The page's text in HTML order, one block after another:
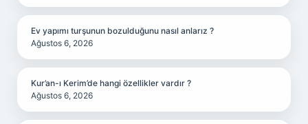
Ev yapımı turşunun bozulduğunu nasıl anlarız ?
Ağustos 6, 2026
Kur’an-ı Kerim’de hangi özellikler vardır ?
Ağustos 6, 2026